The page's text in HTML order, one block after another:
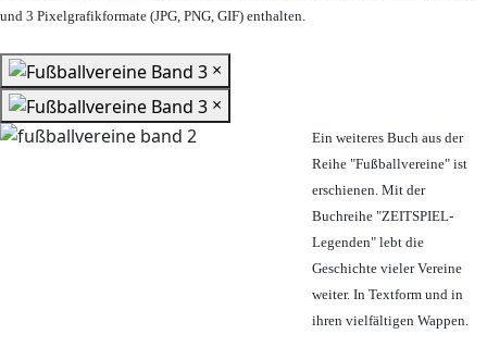
und 3 Pixelgrafikformate (JPG, PNG, GIF) enthalten.
×
×
Ein weiteres Buch aus der
Reihe "Fußballvereine" ist
erschienen. Mit der
Buchreihe "ZEITSPIEL-
Legenden" lebt die
Geschichte vieler Vereine
weiter. In Textform und in
ihren vielfältigen Wappen.